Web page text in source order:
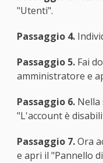
"Utenti".
Passaggio 4.
Passaggio 5.Fai
amministratore e
Passaggio 6.Nella
"L'account è
Passaggio 7.Ora
e apri il "Pannello